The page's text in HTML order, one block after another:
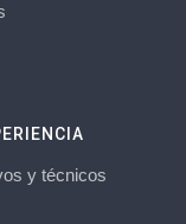
y técnicos